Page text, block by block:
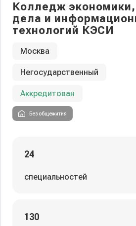
Колледж экономики,
дела и
технологий КЭСИ
Москва
Негосударственный
Аккредитован
Без общежития
24
специальностей
130